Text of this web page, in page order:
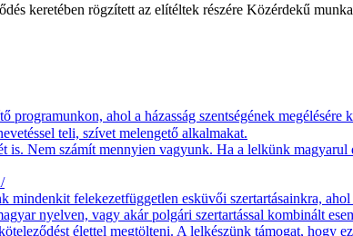
keretében rögzített az elítéltek részére Közérdekű
ahol a házasság szentségének megélésére
teli, szívet melengető alkalmakat.
is. Nem számít mennyien vagyunk. Ha a lelkünk
felekezetfüggetlen esküvői szertartásainkra,
nyelven, vagy akár polgári szertartással kombinált
élettel megtölteni. A lelkészünk támogat,